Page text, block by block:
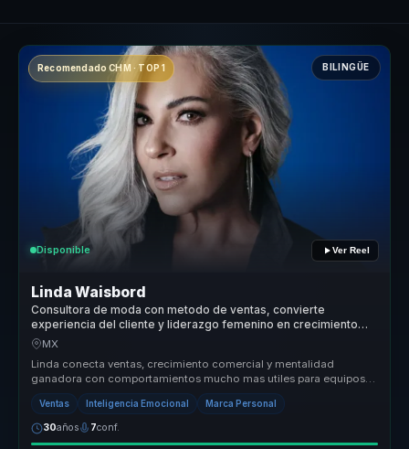
Recomendado CHM · TOP 1 BILINGÜE
Disponible Ver Reel
Linda Waisbord
Consultora de moda con metodo de ventas, convierte
experiencia del cliente y liderazgo femenino en crecimiento
comercial para marcas.
MX
Linda conecta ventas, crecimiento comercial y mentalidad
ganadora con comportamientos mucho mas utiles para equipos
que necesitan sostene...
Ventas Inteligencia Emocional Marca Personal
30años 7conf.